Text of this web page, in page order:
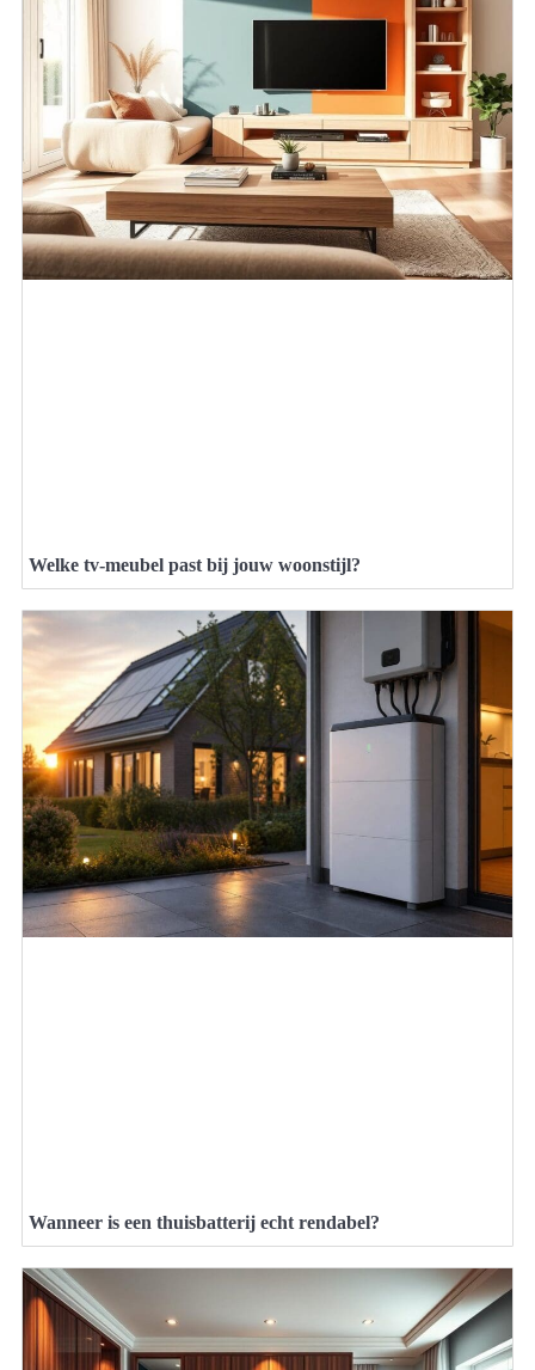
Welke tv-meubel past bij jouw woonstijl?
Wanneer is een thuisbatterij echt rendabel?